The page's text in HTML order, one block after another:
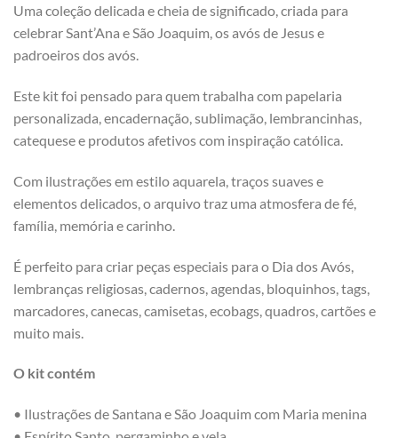
Uma coleção delicada e cheia de significado, criada para
celebrar Sant’Ana e São Joaquim, os avós de Jesus e
padroeiros dos avós.
Este kit foi pensado para quem trabalha com papelaria
personalizada, encadernação, sublimação, lembrancinhas,
catequese e produtos afetivos com inspiração católica.
Com ilustrações em estilo aquarela, traços suaves e
elementos delicados, o arquivo traz uma atmosfera de fé,
família, memória e carinho.
É perfeito para criar peças especiais para o Dia dos Avós,
lembranças religiosas, cadernos, agendas, bloquinhos, tags,
marcadores, canecas, camisetas, ecobags, quadros, cartões e
muito mais.
O kit contém
• Ilustrações de Santana e São Joaquim com Maria menina